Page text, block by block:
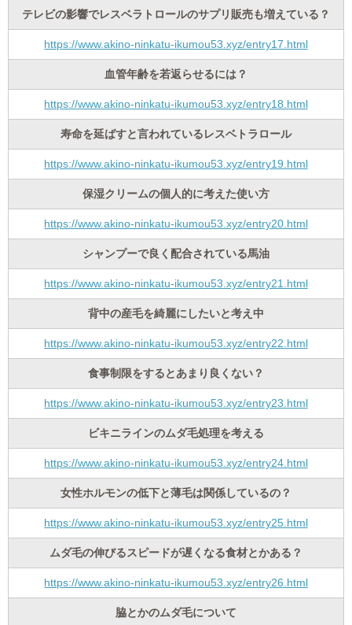
テレビの影響でレスベラトロールのサプリ販売も増えている？
https://www.akino-ninkatu-ikumou53.xyz/entry17.html
血管年齢を若返らせるには？
https://www.akino-ninkatu-ikumou53.xyz/entry18.html
寿命を延ばすと言われているレスベトラロール
https://www.akino-ninkatu-ikumou53.xyz/entry19.html
保湿クリームの個人的に考えた使い方
https://www.akino-ninkatu-ikumou53.xyz/entry20.html
シャンプーで良く配合されている馬油
https://www.akino-ninkatu-ikumou53.xyz/entry21.html
背中の産毛を綺麗にしたいと考え中
https://www.akino-ninkatu-ikumou53.xyz/entry22.html
食事制限をするとあまり良くない？
https://www.akino-ninkatu-ikumou53.xyz/entry23.html
ビキニラインのムダ毛処理を考える
https://www.akino-ninkatu-ikumou53.xyz/entry24.html
女性ホルモンの低下と薄毛は関係しているの？
https://www.akino-ninkatu-ikumou53.xyz/entry25.html
ムダ毛の伸びるスピードが遅くなる食材とかある？
https://www.akino-ninkatu-ikumou53.xyz/entry26.html
脇とかのムダ毛について